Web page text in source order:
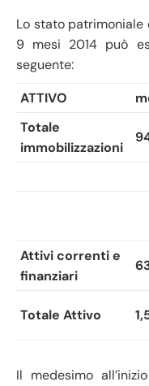
Lo stato
9 mesi 2014 può
seguente:
ATTIVO
Totale
immobilizzazioni
Attivi correnti e
finanziari
Totale Attivo
Il medesimo